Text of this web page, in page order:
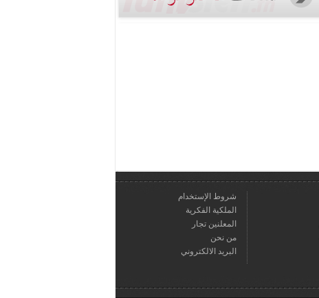
شروط الإستخدام
الملكية الفكرية
المعلنين تجار
من نحن
البريد الالكتروني